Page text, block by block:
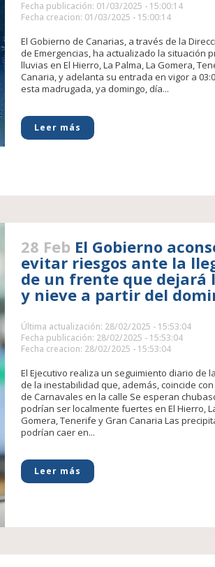
Fecha publicación: 01/03/2025 - 15:00:14
Fecha creacion: 01/03/2025 - 15:00:14
El Gobierno de Canarias, a través de la
de Emergencias, ha actualizado la situación
lluvias en El Hierro, La Palma, La Gomera,
Canaria, y adelanta su entrada en vigor a
esta madrugada, ya domingo, día...
Leer más
28 Feb El Gobierno
evitar riesgos ante la
de un frente que dejará
y nieve a partir del
Última actualización: 28/02/2025 - 15:53:04
Fecha publicación: 28/02/2025 - 15:53:04
Fecha creacion: 28/02/2025 - 15:53:04
El Ejecutivo realiza un seguimiento diario de
de la inestabilidad que, además, coincide
de Carnavales en la calle Se esperan
podrían ser localmente fuertes en El Hierro,
Gomera, Tenerife y Gran Canaria Las
podrían caer en...
Leer más